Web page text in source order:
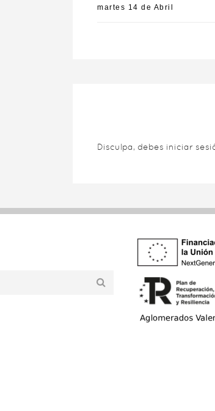
martes 14 de Abril
Disculpa, debes iniciar